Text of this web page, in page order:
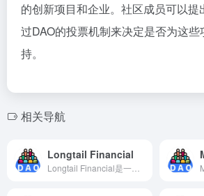
的创新项目和企业。社区成员可以提
过DAO的投票机制来决定是否为这
持。
相关导航
Longtail Financial